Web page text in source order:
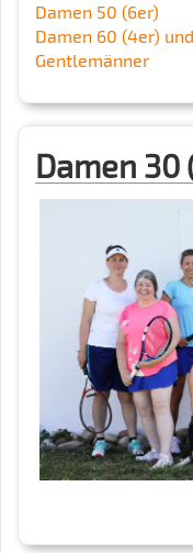
Damen 50 (6er)
Damen 60 (4er)
Gentlemänner
Damen 30